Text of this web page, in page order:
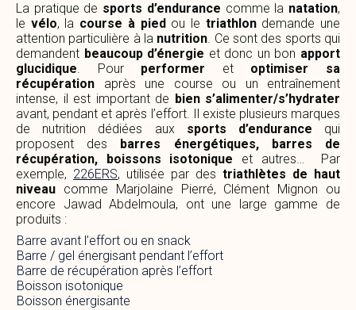
La pratique de sports d’endurance comme la natation,
le vélo, la course à pied ou le triathlondemande une
attention particulière à la nutrition. Ce sont des sports qui
demandent beaucoup d’énergie et donc un bon apport
glucidique. Pour performer et optimiser sa
récupération après une course ou un entraînement
intense, il est important de bien s’alimenter/s’hydrater
avant, pendant et après l’effort. Il existe plusieurs marques
de nutrition dédiées aux sports d’endurance qui
proposent des
barres énergétiques, barres de
récupération, boissons isotonique et autres… Par
exemple, 226ERS, utilisée par des triathlètes de haut
niveau comme Marjolaine Pierré, Clément Mignon ou
encore Jawad Abdelmoula, ont une large gamme de
produits :
Barre avant l’effort ou en snack
Barre / gel énergisant pendant l’effort
Barre de récupération après l’effort
Boisson isotonique
Boisson énergisante